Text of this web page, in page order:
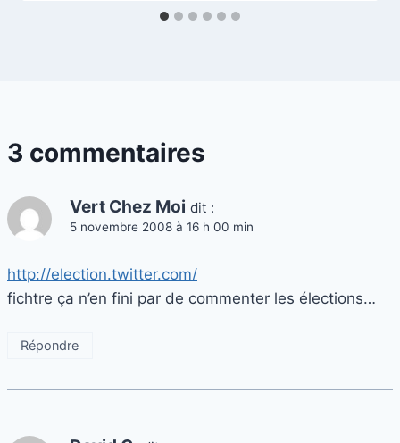
3 commentaires
Vert Chez Moi dit :
5 novembre 2008 à 16 h 00 min
http://election.twitter.com/
fichtre ça n’en fini par de commenter les élections…
Répondre